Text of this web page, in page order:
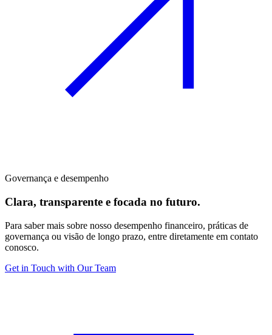
Governança e desempenho
Clara, transparente e focada no futuro.
Para saber mais sobre nosso desempenho financeiro, práticas de
governança ou visão de longo prazo, entre diretamente em contato
conosco.
Get in Touch with Our Team